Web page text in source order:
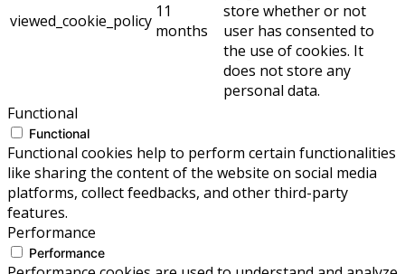
viewed_cookie_policy 11
months
store whether or not
user has consented to
the use of cookies. It
does not store any
personal data.
Functional
Functional
Functional cookies help to perform certain functionalities
like sharing the content of the website on social media
platforms, collect feedbacks, and other third-party
features.
Performance
Performance